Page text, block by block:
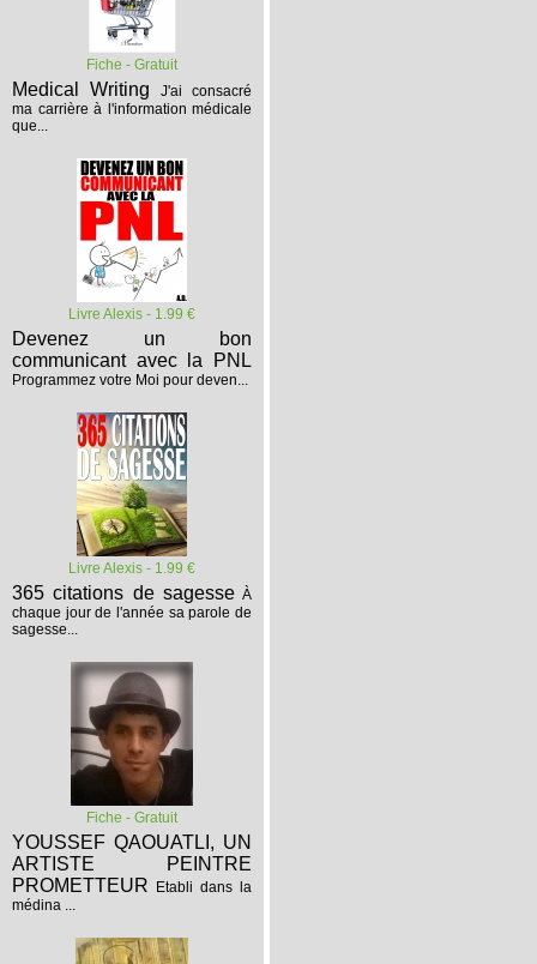
Fiche - Gratuit
Medical Writing
J'ai consacré
ma carrière à l'information médicale
que...
Livre Alexis - 1.99 €
Devenez un bon
communicant avec la PNL
Programmez votre Moi pour deven...
Livre Alexis - 1.99 €
365 citations de sagesse À
chaque jour de l'année sa parole de
sagesse...
Fiche - Gratuit
YOUSSEF QAOUATLI, UN
ARTISTE PEINTRE
PROMETTEUR
Etabli dans la
médina ...